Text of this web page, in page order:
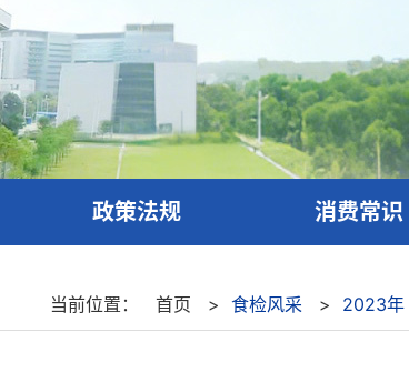
政策法规 消费常识
当前位置： 首页 > 食检风采 > 2023年